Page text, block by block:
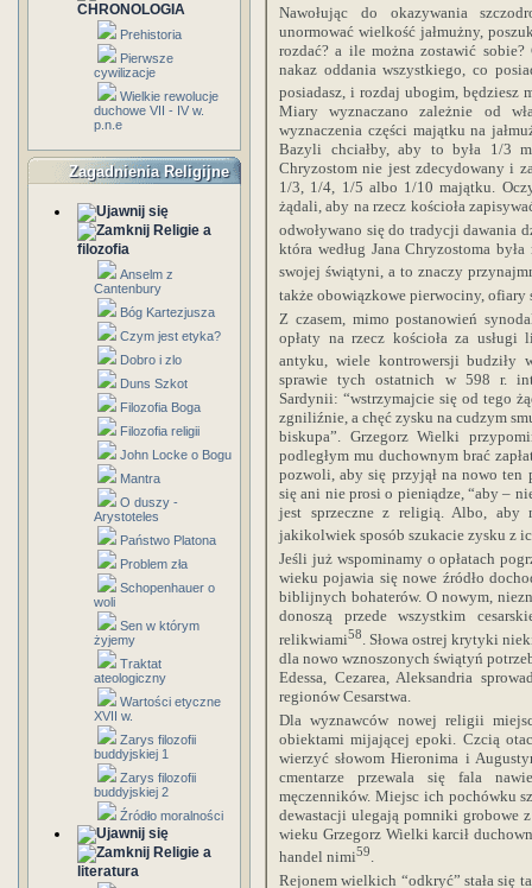
CHRONOLOGIA
Prehistoria
Pierwsze
cywilizacje
Wielkie rewolucje
duchowe VII - IV w.
p.n.e
Zagadnienia Religijne
Religie a
filozofia
Anselm z
Cantenbury
Bóg Kartezjusza
Czym jest etyka?
Dobro i zlo
Duns Szkot
Filozofia Boga
Filozofia religii
John Locke o Bogu
Mantra
O duszy -
Arystoteles
Państwo Platona
Problem zła
Schopenhauer o
woli
Sen w którym
żyjemy
Traktat
ateologiczny
Wartości etyczne
XVII w.
Zarys filozofii
buddyjskiej 1
Zarys filozofii
buddyjskiej 2
Źródło moralności
Religie a
literatura
Nawołując do okazywania
unormować wielkość jałmużny,
rozdać? a ile można zostawić
nakaz oddania wszystkiego, co
posiadasz, i rozdaj ubogim, będziesz
Miary wyznaczano zależnie od
wyznaczenia części majątku na
Bazyli chciałby, aby to była 1/3
Chryzostom nie jest zdecydowany i
1/3, 1/4, 1/5 albo 1/10 majątku.
żądali, aby na rzecz kościoła
odwoływano się do tradycji dawania
która według Jana Chryzostoma
swojej świątyni, a to znaczy
także obowiązkowe pierwociny, ofiary
Z czasem, mimo postanowień
opłaty na rzecz kościoła za
antyku, wiele kontrowersji budziły
sprawie tych ostatnich w 598 r.
Sardynii: “wstrzymajcie się od tego
zgniliźnie, a chęć zysku na cudzym
biskupa”. Grzegorz Wielki
podległym mu duchownym brać
pozwoli, aby się przyjął na nowo ten
się ani nie prosi o pieniądze, “aby –
jest sprzeczne z religią. Albo, aby
jakikolwiek sposób szukacie zysku z
Jeśli już wspominamy o opłatach
wieku pojawia się nowe źródło
biblijnych bohaterów. O nowym,
donoszą przede wszystkim
relikwiami58
. Słowa ostrej krytyki
dla nowo wznoszonych świątyń
Edessa, Cezarea, Aleksandria
regionów Cesarstwa.
Dla wyznawców nowej religii
obiektami mijającej epoki. Czcią
wierzyć słowom Hieronima i
cmentarze przewala się fala
męczenników. Miejsc ich pochówku
dewastacji ulegają pomniki grobowe
wieku Grzegorz Wielki karcił
handel nimi59.
Rejonem wielkich “odkryć” stała się